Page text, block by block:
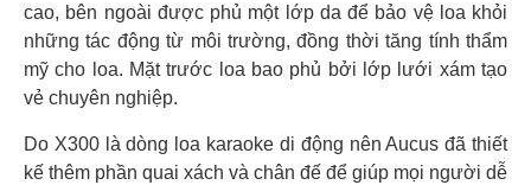
cao, bên ngoài được phủ một lớp da để bảo vệ loa khỏi
những tác động từ môi trường, đồng thời tăng tính thẩm
mỹ cho loa. Mặt trước loa bao phủ bởi lớp lưới xám tạo
vẻ chuyên nghiệp.
Do X300 là dòng loa karaoke di động nên Aucus đã thiết
kế thêm phần quai xách và chân đế để giúp mọi người dễ